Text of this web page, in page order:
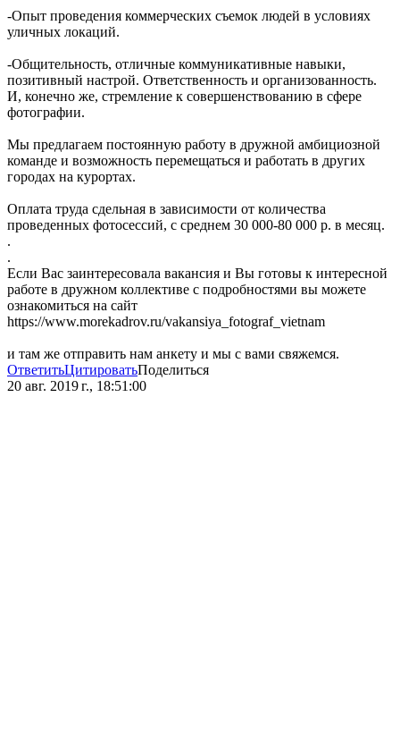
-Опыт проведения коммерческих съемок людей в условиях
уличных локаций.
-Общительность, отличные коммуникативные навыки,
позитивный настрой. Ответственность и организованность.
И, конечно же, стремление к совершенствованию в сфере
фотографии.
Мы предлагаем постоянную работу в дружной амбициозной
команде и возможность перемещаться и работать в других
городах на курортах.
Оплата труда сдельная в зависимости от количества
проведенных фотосессий, с среднем 30 000-80 000 р. в месяц.
.
.
Если Вас заинтересовала вакансия и Вы готовы к интересной
работе в дружном коллективе с подробностями вы можете
ознакомиться на сайт
https://www.morekadrov.ru/vakansiya_fotograf_vietnam
и там же отправить нам анкету и мы с вами свяжемся.
ОтветитьЦитироватьПоделиться
20 авг. 2019 г., 18:51:00